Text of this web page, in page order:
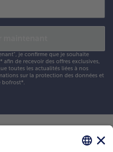
je confirme que je souhaite
de recevoir des offres exclusives,
toutes les actualités liées à nos
sur la protection des données et
bofrost*.